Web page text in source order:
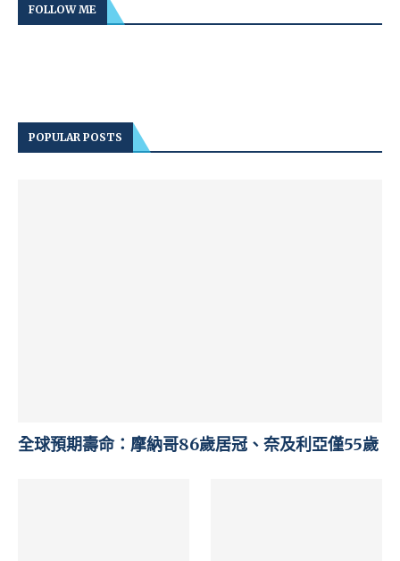
FOLLOW ME
POPULAR POSTS
全球預期壽命：摩納哥86歲居冠、奈及利亞僅55歲